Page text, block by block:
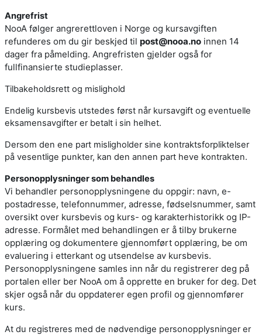
Angrefrist
NooA følger angrerettloven i Norge og kursavgiften
refunderes om du gir beskjed til post@nooa.no innen 14
dager fra påmelding. Angrefristen gjelder også for
fullfinansierte studieplasser.
Tilbakeholdsrett og mislighold
Endelig kursbevis utstedes først når kursavgift og eventuelle
eksamensavgifter er betalt i sin helhet.
Dersom den ene part misligholder sine kontraktsforpliktelser
på vesentlige punkter, kan den annen part heve kontrakten.
Personopplysninger som behandles
Vi behandler personopplysningene du oppgir: navn, e-
postadresse, telefonnummer, adresse, fødselsnummer, samt
oversikt over kursbevis og kurs- og karakterhistorikk og IP-
adresse. Formålet med behandlingen er å tilby brukerne
opplæring og dokumentere gjennomført opplæring, be om
evaluering i etterkant og utsendelse av kursbevis.
Personopplysningene samles inn når du registrerer deg på
portalen eller ber NooA om å opprette en bruker for deg. Det
skjer også når du oppdaterer egen profil og gjennomfører
kurs.
At du registreres med de nødvendige personopplysninger er